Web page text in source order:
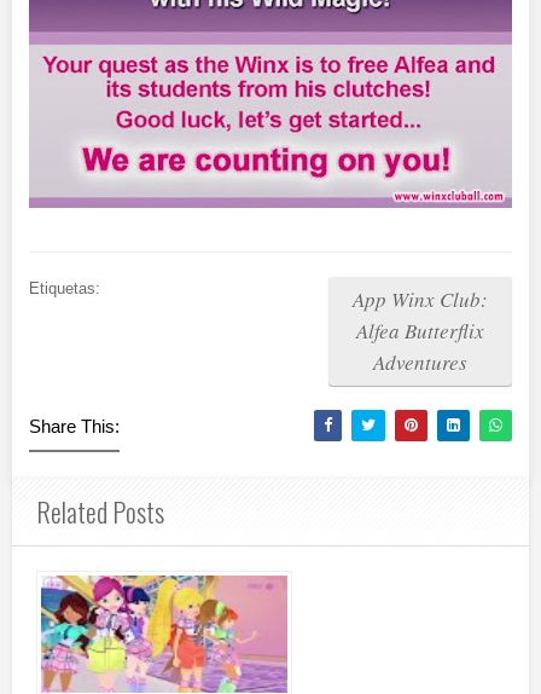
Etiquetas:
App Winx Club:
Alfea Butterflix
Adventures
Share This:
Related Posts